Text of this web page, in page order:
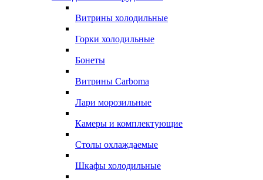
Витрины холодильные
Горки холодильные
Бонеты
Витрины Carboma
Лари морозильные
Камеры и комплектующие
Столы охлаждаемые
Шкафы холодильные